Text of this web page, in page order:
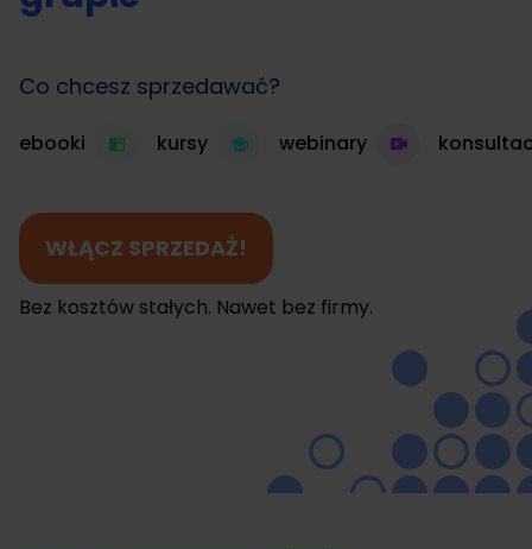
Co chcesz sprzedawać?
ebooki kursy webinary
WŁĄCZ SPRZEDAŻ!
Bez kosztów stałych. Nawet bez firmy.